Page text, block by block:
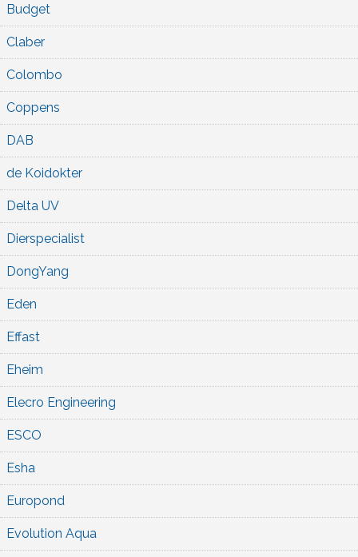
Budget
Claber
Colombo
Coppens
DAB
de Koidokter
Delta UV
Dierspecialist
DongYang
Eden
Effast
Eheim
Elecro Engineering
ESCO
Esha
Europond
Evolution Aqua